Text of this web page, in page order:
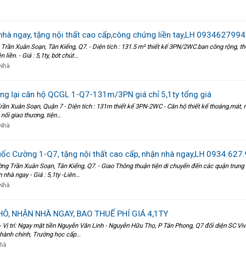
ngay, tặng nội thất cao cấp,công chứng liền tay,LH 0934627994
Xuân Soạn, Tân Kiểng, Q7. - Diện tích : 131.5 m² thiết kế 3PN/2WC.ban công rộng,
liền. - Giá : 5,1ty, bớt chút...
lại căn hộ QCGL 1-Q7-131m/3PN giá chỉ 5,1ty tổng giá
Xuân Soạn, Quận 7 - Diện tích : 131m thiết kế 3PN-2WC - Căn hộ thiết kế thoáng,mát,
giao thương, tiện...
Cường 1-Q7, tặng nội thất cao cấp, nhận nhà ngay,LH
Trần Xuân Soạn, Tân Kiểng, Q7. - Giao Thông thuận tiện di chuyển đến các quận
ngay - Giá : 5,1ty -Liên...
NHẬN NHÀ NGAY, BAO THUẾ PHÍ GIÁ 4,1TY
trí: Ngay mặt tiền Nguyễn Văn Linh - Nguyễn Hữu Thọ, P Tân Phong, Q7 đối diện SC
chính, Trường học cấp...